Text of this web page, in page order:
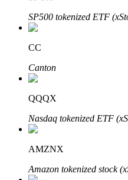
Aprender Staking
Obtenga más información
Bitrue
AI
SP500 tokenized ETF
CC
Canton
QQQX
Nasdaq tokenized ETF
AMZNX
Amazon tokenized stock